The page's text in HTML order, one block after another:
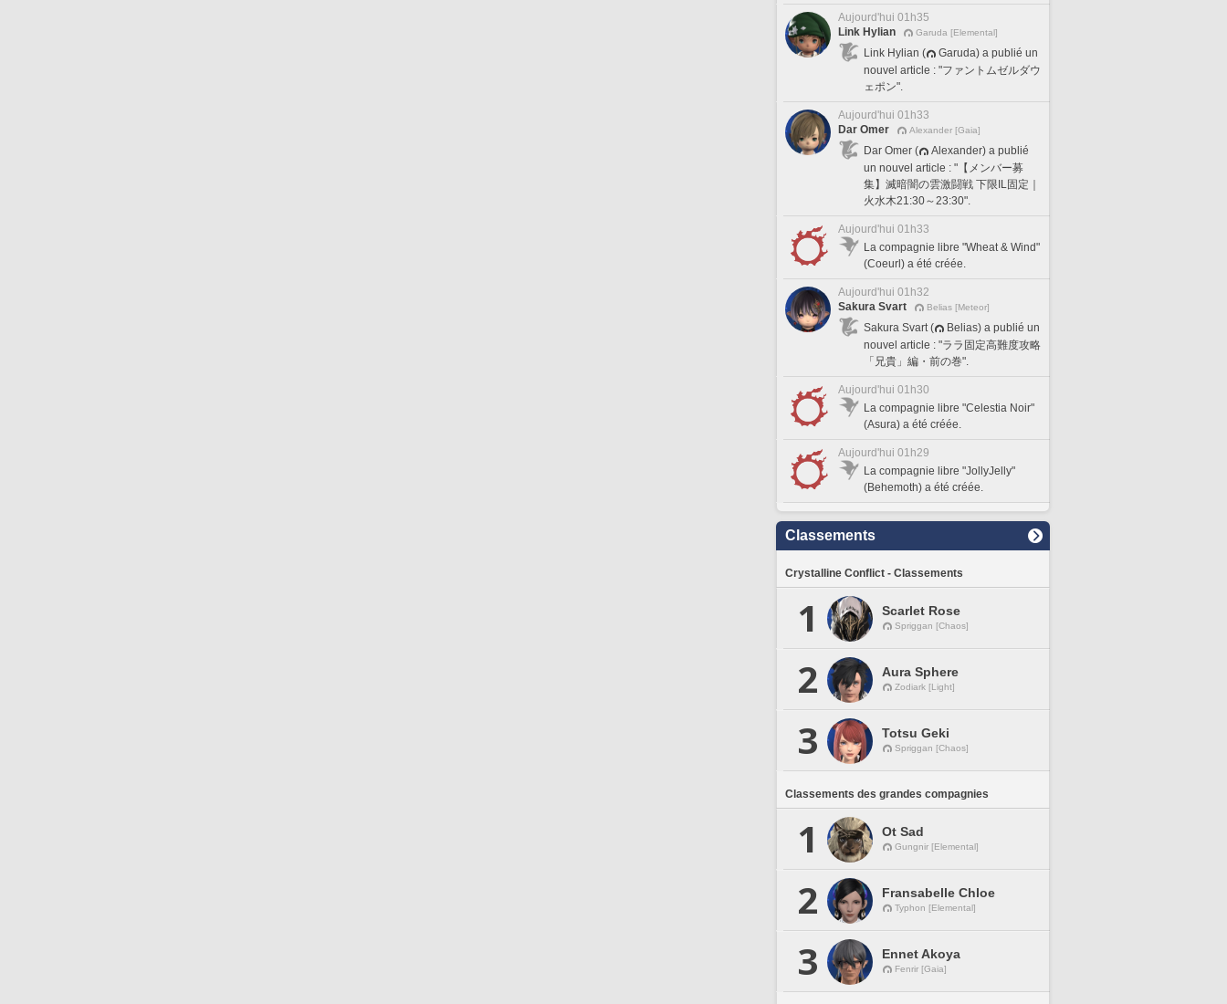
Aujourd'hui 01h35
Link Hylian
Garuda [Elemental]
Link Hylian (
Garuda) a publié un
nouvel article : "ファントムゼルダウ
ェポン".
Aujourd'hui 01h33
Dar Omer
Alexander [Gaia]
Dar Omer (
Alexander) a publié
un nouvel article : "【メンバー募
集】滅暗闇の雲激闘戦 下限IL固定｜
火水木21:30～23:30".
Aujourd'hui 01h33
La compagnie libre "Wheat & Wind"
(Coeurl) a été créée.
Aujourd'hui 01h32
Sakura Svart
Belias [Meteor]
Sakura Svart (
Belias) a publié un
nouvel article : "ララ固定高難度攻略
「兄貴」編・前の巻".
Aujourd'hui 01h30
La compagnie libre "Celestia Noir"
(Asura) a été créée.
Aujourd'hui 01h29
La compagnie libre "JollyJelly"
(Behemoth) a été créée.
Classements
Crystalline Conflict - Classements
1 Scarlet Rose
Spriggan [Chaos]
2 Aura Sphere
Zodiark [Light]
3 Totsu Geki
Spriggan [Chaos]
Classements des grandes compagnies
1 Ot Sad
Gungnir [Elemental]
2 Fransabelle Chloe
Typhon [Elemental]
3 Ennet Akoya
Fenrir [Gaia]